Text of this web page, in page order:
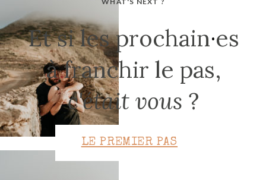
Et si les prochain·es
à franchir le pas,
c'était vous ?
LE PREMIER PAS
CONTACT